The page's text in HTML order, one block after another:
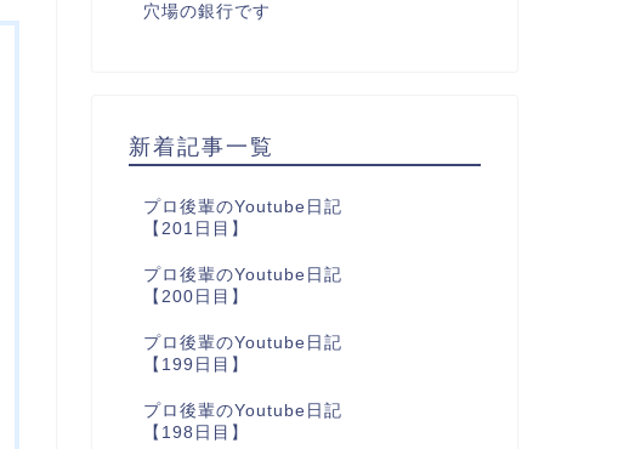
穴場の銀行です
新着記事一覧
プロ後輩のYoutube日記
【201日目】
プロ後輩のYoutube日記
【200日目】
プロ後輩のYoutube日記
【199日目】
プロ後輩のYoutube日記
【198日目】